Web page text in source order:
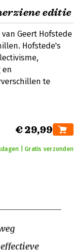
editie
van Geert Hofstede
Hofstede's
en
te
€ 29,99
| Gratis verzonden